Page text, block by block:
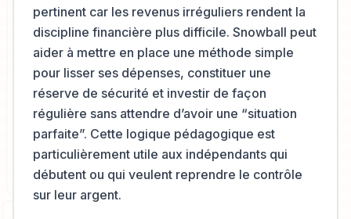
pertinent car les revenus irréguliers rendent la
discipline financière plus difficile. Snowball peut
aider à mettre en place une méthode simple
pour lisser ses dépenses, constituer une
réserve de sécurité et investir de façon
régulière sans attendre d’avoir une “situation
parfaite”. Cette logique pédagogique est
particulièrement utile aux indépendants qui
débutent ou qui veulent reprendre le contrôle
sur leur argent.